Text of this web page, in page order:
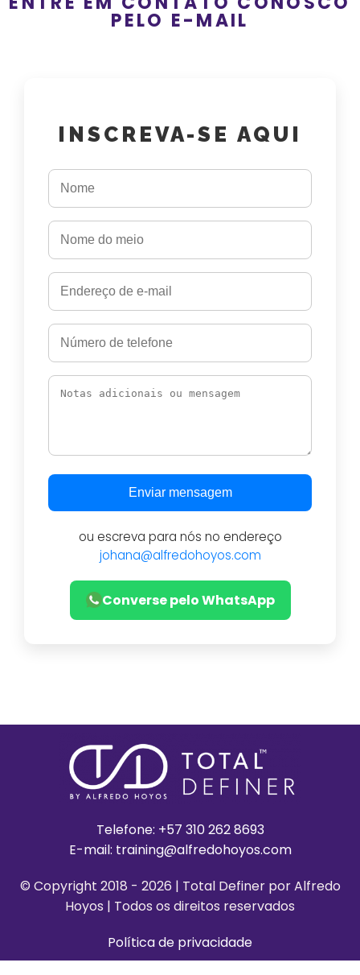
INSCREVA-SE AQUI
Converse pelo WhatsApp
E-mail:training@alfredohoyos.com
© Copyright 2018 - 2026 | Total Definer por Alfredo
Hoyos | Todos os direitos reservados
Política de privacidade